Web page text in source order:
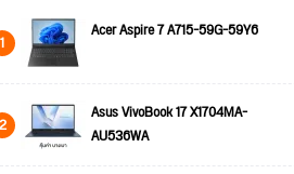
1 Acer Aspire 7 A715-59G-59Y6
2
Asus VivoBook 17 X1704MA-
AU536WA